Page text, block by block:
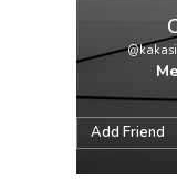
Add Friend